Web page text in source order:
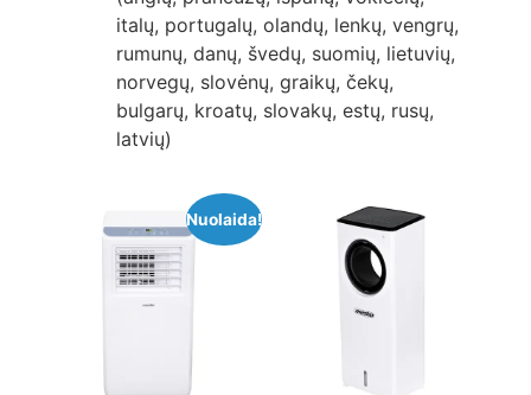
italų, portugalų, olandų, lenkų, vengrų,
rumunų, danų, švedų, suomių, lietuvių,
norvegų, slovėnų, graikų, čekų,
bulgarų, kroatų, slovakų, estų, rusų,
latvių)
Nuolaida!